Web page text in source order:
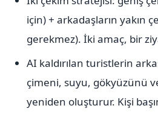
için) + arkadaşların yakın
gerekmez). İki amaç, bir
AI kaldırılan turistlerin
çimeni, suyu, gökyüzünü
yeniden oluşturur. Kişi